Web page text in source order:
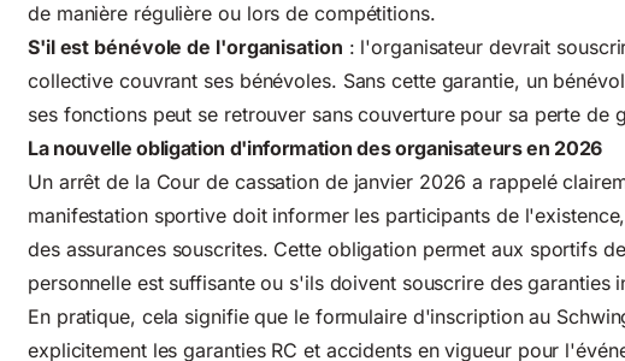
de manière régulière ou lors de compétitions.
S'il est bénévole de l'organisation : l'organisateur devrait
collective couvrant ses bénévoles. Sans cette garantie, un
ses fonctions peut se retrouver sans couverture pour sa perte de
La nouvelle obligation d'information des organisateurs en 2026
Un arrêt de la Cour de cassation de janvier 2026 a rappelé
manifestation sportive doit informer les participants de
des assurances souscrites. Cette obligation permet aux sportifs
personnelle est suffisante ou s'ils doivent souscrire des garanties
En pratique, cela signifie que le formulaire d'inscription au
explicitement les garanties RC et accidents en vigueur pour